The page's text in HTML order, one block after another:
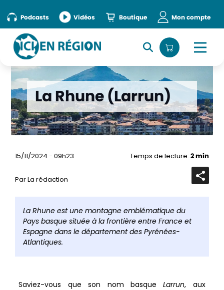
Podcasts Vidéos Boutique Mon compte
La Rhune (Larrun)
15/11/2024 - 09h23 Temps de lecture:2 min
Par La rédaction
Ouvrir/
barre
La Rhune est une montagne emblématique du
Pays basque située à la frontière entre France et
Espagne dans le département des Pyrénées-
Atlantiques.
Saviez-vous que son nom basqueLarrun, aux